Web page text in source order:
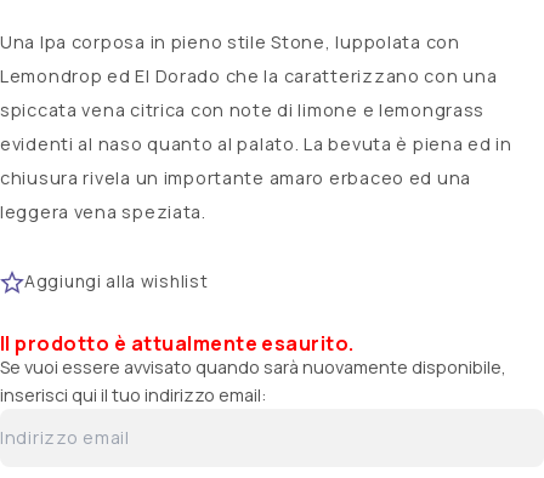
Promo
Novità
Beertopia
Una Ipa corposa in pieno stile Stone, luppolata con
Lemondrop ed El Dorado che la caratterizzano con una
spiccata vena citrica con note di limone e lemongrass
evidenti al naso quanto al palato. La bevuta è piena ed in
chiusura rivela un importante amaro erbaceo ed una
leggera vena speziata.
Aggiungi alla wishlist
Il prodotto è attualmente esaurito.
Se vuoi essere avvisato quando sarà nuovamente disponibile,
inserisci qui il tuo indirizzo email: